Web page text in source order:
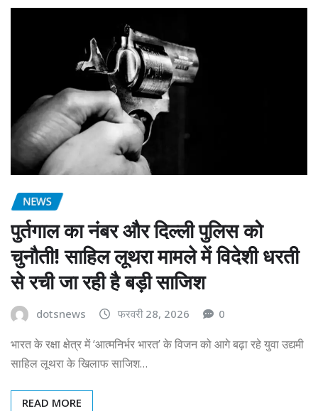
NEWS
पुर्तगाल का नंबर और दिल्ली पुलिस को
चुनौती! साहिल लूथरा मामले में विदेशी धरती
से रची जा रही है बड़ी साजिश
dotsnews फरवरी 28, 2026 0
भारत के रक्षा क्षेत्र में ‘आत्मनिर्भर भारत’ के विजन को आगे बढ़ा रहे युवा उद्यमी
साहिल लूथरा के खिलाफ साजिश…
READ MORE